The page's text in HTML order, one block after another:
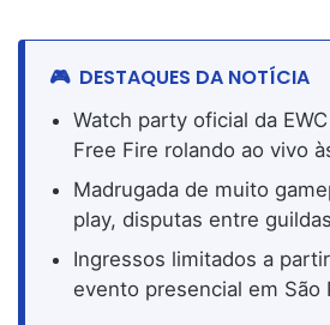
DESTAQUES DA NOTÍCIA
Watch party oficial da
Free Fire rolando ao vivo
Madrugada de muito
play, disputas entre
Ingressos limitados a
evento presencial em São